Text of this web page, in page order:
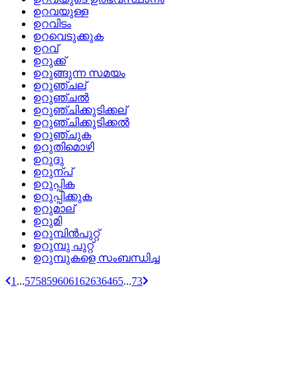
ഉറവയുള്ള
ഉറവിടം
ഉറവെടുക്കുക
ഉറവ്
ഉറുക്ക്
ഉറുങ്ങുന്ന സമയം
ഉറുഞ്ചല്
ഉറുഞ്ചല്‍
ഉറുഞ്ചിക്കുടിക്കല്
ഉറുഞ്ചിക്കുടിക്കല്‍
ഉറുഞ്ചുക
ഉറുതിമൊഴി
ഉറുദു
ഉറുന്പ്
ഉറുപ്പിക
ഉറുപ്പിക്കുക
ഉറുമാല്
ഉറുമി
ഉറുമ്പിന്‍പുറ്റ്
ഉറുമ്പു പുറ്റ്
ഉറുമ്പുകളെ സംബന്ധിച്ച
1 ...575859606162636465...73